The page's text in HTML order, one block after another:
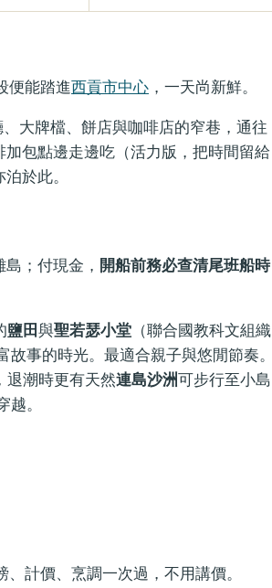
便能踏進西貢市中心 ，一天尚新鮮。
大牌檔、餅店與咖啡店的窄巷，通往
包點邊走邊吃（活力版，把時間留給
於此。
；付現金， 開船前務必查清尾班船時
鹽田與聖若瑟小堂 （聯合國教科文組織
事的時光。最適合親子與悠閒節奏。
退潮時更有天然連島沙洲可步行至小島
。
計價、烹調一次過，不用講價。